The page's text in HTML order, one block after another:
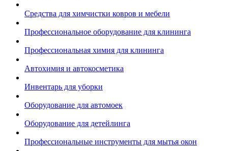
Средства для химчистки ковров и мебели
Профессиональное оборудование для клининга
Профессиональная химия для клининга
Автохимия и автокосметика
Инвентарь для уборки
Оборудование для автомоек
Оборудование для детейлинга
Профессиональные инструменты для мытья окон